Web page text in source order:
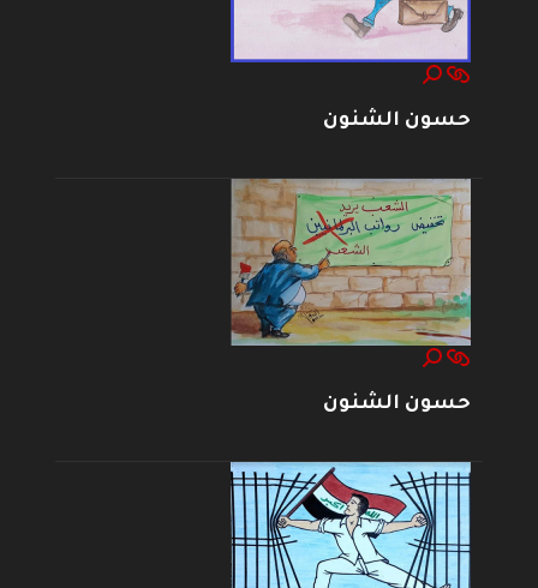
حسون الشنون
حسون الشنون